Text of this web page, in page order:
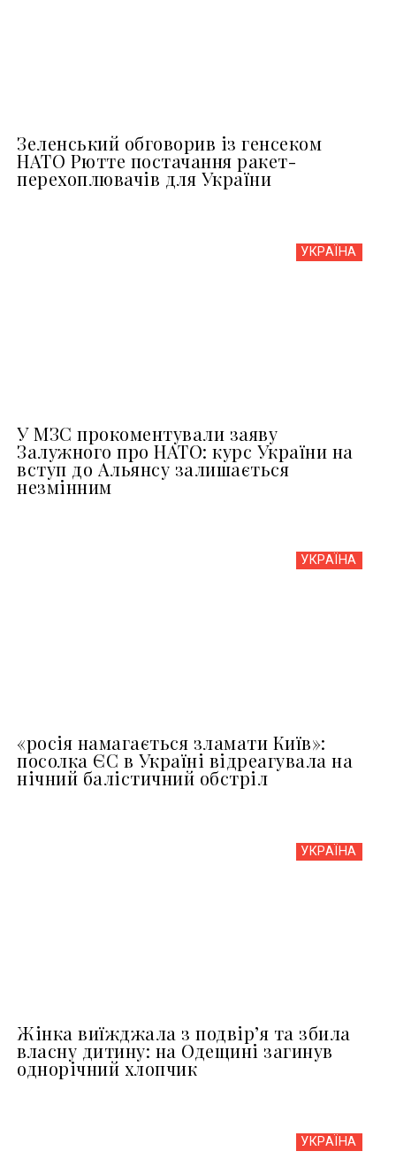
Зеленський обговорив із генсеком
НАТО Рютте постачання ракет-
перехоплювачів для України
УКРАЇНА
У МЗС прокоментували заяву
Залужного про НАТО: курс України на
вступ до Альянсу залишається
незмінним
УКРАЇНА
«росія намагається зламати Київ»:
посолка ЄС в Україні відреагувала на
нічний балістичний обстріл
УКРАЇНА
Жінка виїжджала з подвір’я та збила
власну дитину: на Одещині загинув
однорічний хлопчик
УКРАЇНА